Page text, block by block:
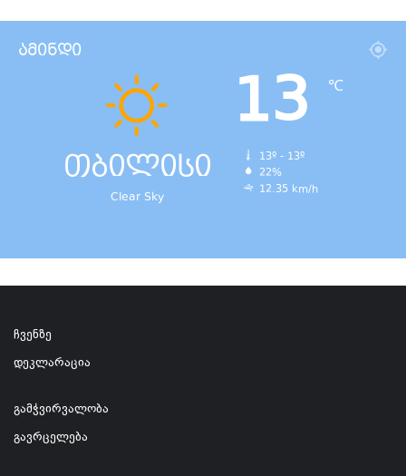
ამინდი
თბილისი
Clear Sky
13 ℃
13º - 13º
22%
12.35 km/h
ჩვენზე
დეკლარაცია
გამჭვირვალობა
გავრცელება